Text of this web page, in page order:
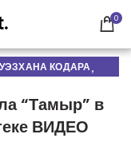
0
КОДАРА,
“Тамыр” в
ВИДЕО